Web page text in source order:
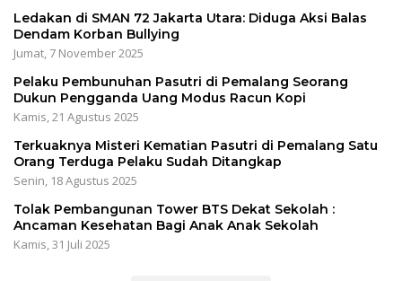
Ledakan di SMAN 72 Jakarta Utara: Diduga Aksi Balas
Dendam Korban Bullying
Jumat, 7 November 2025
Pelaku Pembunuhan Pasutri di Pemalang Seorang
Dukun Pengganda Uang Modus Racun Kopi
Kamis, 21 Agustus 2025
Terkuaknya Misteri Kematian Pasutri di Pemalang Satu
Orang Terduga Pelaku Sudah Ditangkap
Senin, 18 Agustus 2025
Tolak Pembangunan Tower BTS Dekat Sekolah :
Ancaman Kesehatan Bagi Anak Anak Sekolah
Kamis, 31 Juli 2025